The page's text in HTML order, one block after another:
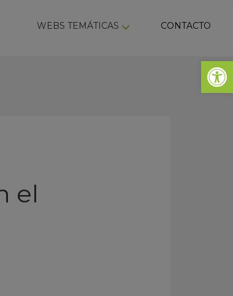
Abrir
WEBS TEMÁTICAS CONTACTO
el